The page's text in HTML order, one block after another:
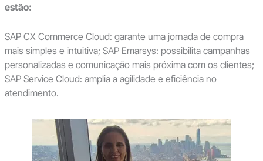
estão:
SAP CX Commerce Cloud: garante uma jornada de compra
mais simples e intuitiva; SAP Emarsys: possibilita campanhas
personalizadas e comunicação mais próxima com os clientes;
SAP Service Cloud: amplia a agilidade e eficiência no
atendimento.